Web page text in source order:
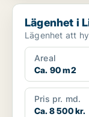
Lägenhet i
Lägenhet i
Lägenhet att
Areal
Ca. 90 m2
Pris pr. md.
Ca. 8 500 kr.